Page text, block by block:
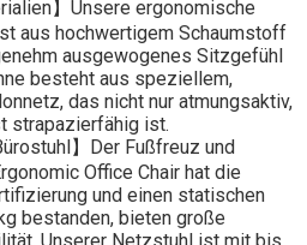
】Unsere ergonomische
aus hochwertigem Schaumstoff
ausgewogenes Sitzgefühl
besteht aus speziellem,
das nicht nur atmungsaktiv,
strapazierfähig ist.
】Der Fußfreuz und
Office Chair hat die
und einen statischen
bestanden, bieten große